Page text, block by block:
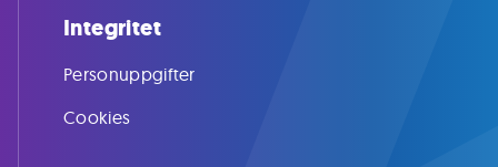
Integritet
Personuppgifter
Cookies